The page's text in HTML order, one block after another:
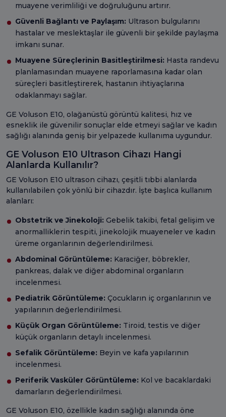
muayene verimliliği ve doğruluğunu artırır.
Güvenli Bağlantı ve Paylaşım: Ultrason bulgularını
hastalar ve meslektaşlar ile güvenli bir şekilde paylaşma
imkanı sunar.
Muayene Süreçlerinin Basitleştirilmesi: Hasta randevu
planlamasından muayene raporlamasına kadar olan
süreçleri basitleştirerek, hastanın ihtiyaçlarına
odaklanmayı sağlar.
GE Voluson E10, olağanüstü görüntü kalitesi, hız ve
esneklik ile güvenilir sonuçlar elde etmeyi sağlar ve kadın
sağlığı alanında geniş bir yelpazede kullanıma uygundur.
GE Voluson E10 Ultrason Cihazı Hangi
Alanlarda Kullanılır?
GE Voluson E10 ultrason cihazı, çeşitli tıbbi alanlarda
kullanılabilen çok yönlü bir cihazdır. İşte başlıca kullanım
alanları:
Obstetrik ve Jinekoloji: Gebelik takibi, fetal gelişim ve
anormalliklerin tespiti, jinekolojik muayeneler ve kadın
üreme organlarının değerlendirilmesi.
Abdominal Görüntüleme: Karaciğer, böbrekler,
pankreas, dalak ve diğer abdominal organların
incelenmesi.
Pediatrik Görüntüleme: Çocukların iç organlarının ve
yapılarının değerlendirilmesi.
Küçük Organ Görüntüleme: Tiroid, testis ve diğer
küçük organların detaylı incelenmesi.
Sefalik Görüntüleme: Beyin ve kafa yapılarının
incelenmesi.
Periferik Vasküler Görüntüleme: Kol ve bacaklardaki
damarların değerlendirilmesi.
GE Voluson E10, özellikle kadın sağlığı alanında öne